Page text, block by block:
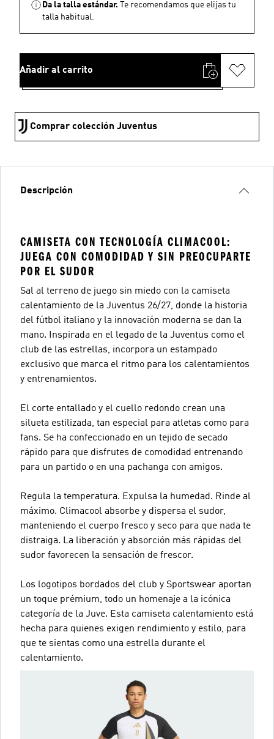
Da la talla estándar.
Te recomendamos que elijas tu
talla habitual.
Añadir al carrito
Comprar colección Juventus
Descripción
CAMISETA CON TECNOLOGÍA CLIMACOOL:
JUEGA CON COMODIDAD Y SIN PREOCUPARTE
POR EL SUDOR
Sal al terreno de juego sin miedo con la camiseta
calentamiento de la Juventus 26/27, donde la historia
del fútbol italiano y la innovación moderna se dan la
mano. Inspirada en el legado de la Juventus como el
club de las estrellas, incorpora un estampado
exclusivo que marca el ritmo para los calentamientos
y entrenamientos.
El corte entallado y el cuello redondo crean una
silueta estilizada, tan especial para atletas como para
fans. Se ha confeccionado en un tejido de secado
rápido para que disfrutes de comodidad entrenando
para un partido o en una pachanga con amigos.
Regula la temperatura. Expulsa la humedad. Rinde al
máximo. Climacool absorbe y dispersa el sudor,
manteniendo el cuerpo fresco y seco para que nada te
distraiga. La liberación y absorción más rápidas del
sudor favorecen la sensación de frescor.
Los logotipos bordados del club y Sportswear aportan
un toque prémium, todo un homenaje a la icónica
categoría de la Juve. Esta camiseta calentamiento está
hecha para quienes exigen rendimiento y estilo, para
que te sientas como una estrella durante el
calentamiento.